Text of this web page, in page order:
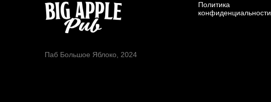
Паб Большое Яблоко, 2024
Политика
конфиденциальности